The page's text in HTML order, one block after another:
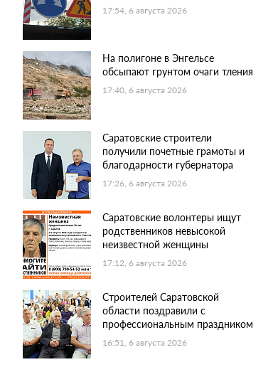
17:54, 6 августа 2026
На полигоне в Энгельсе
обсыпают грунтом очаги тления
17:40, 6 августа 2026
Саратовские строители
получили почетные грамоты и
благодарности губернатора
17:26, 6 августа 2026
Саратовские волонтеры ищут
родственников невысокой
неизвестной женщины
17:12, 6 августа 2026
Строителей Саратовской
области поздравили с
профессиональным праздником
16:51, 6 августа 2026